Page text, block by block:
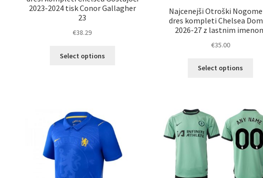
2023-2024 tisk Conor Gallagher
23
€38.29
Select options
na
strani
izdelka
Najcenejši Otroški
dres kompleti Chelsea
2026-27 z lastnim
€35.00
Select options
na